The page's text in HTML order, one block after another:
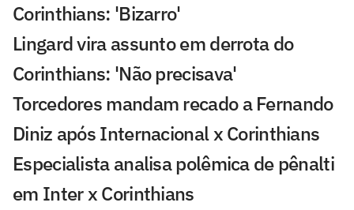
Corinthians: 'Bizarro'
Lingard vira assunto em derrota do
Corinthians: 'Não precisava'
Torcedores mandam recado a Fernando
Diniz após Internacional x Corinthians
Especialista analisa polêmica de pênalti
em Inter x Corinthians